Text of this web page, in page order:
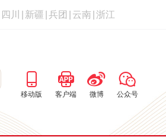
四川 新疆 兵团 云南 浙江
移动版 客户端 微博 公众号